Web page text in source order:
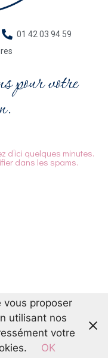
01 42 03 94 59
pour votre
d’ici quelques minutes.
dans les spams.
vous proposer
utilisant nos
votre
OK